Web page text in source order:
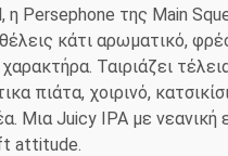
Persephone της Main
κάτι αρωματικό,
Ταιριάζει
πιάτα, χοιρινό,
Μια Juicy IPA με νεανική
attitude.